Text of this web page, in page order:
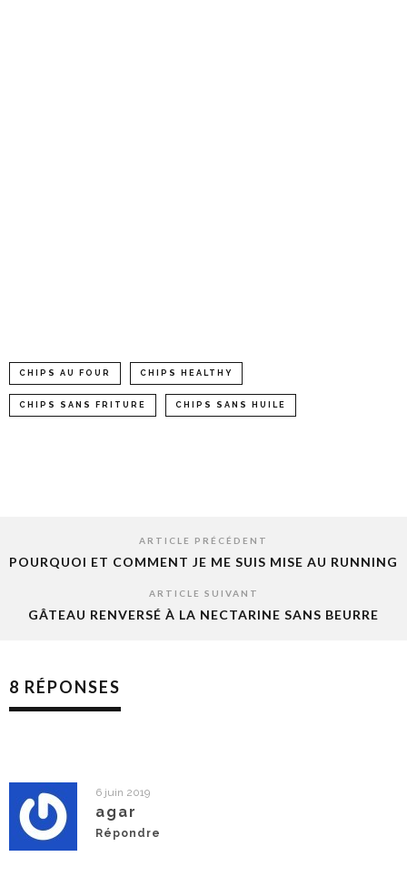
CHIPS AU FOUR CHIPS HEALTHY
CHIPS SANS FRITURE CHIPS SANS HUILE
ARTICLE PRÉCÉDENT
POURQUOI ET COMMENT JE ME SUIS MISE AU RUNNING
ARTICLE SUIVANT
GÂTEAU RENVERSÉ À LA NECTARINE SANS BEURRE
8 RÉPONSES
6 juin 2019
agar
Répondre